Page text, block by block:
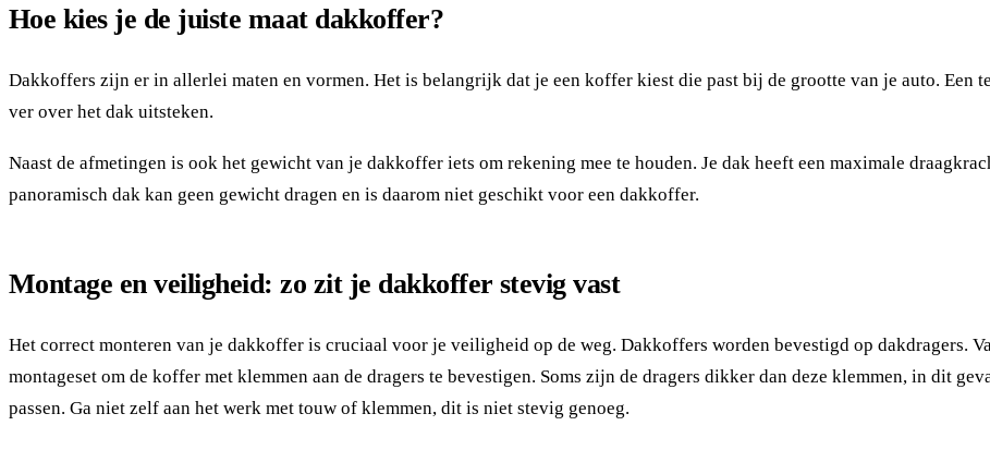
Hoe kies je de juiste maat dakkoffer?
Dakkoffers zijn er in allerlei maten en vormen. Het is belangrijk dat je een koffer kiest die past bij de grootte van je auto.
ver over het dak uitsteken.
Naast de afmetingen is ook het gewicht van je dakkoffer iets om rekening mee te houden. Je dak heeft een maximale
panoramisch dak kan geen gewicht dragen en is daarom niet geschikt voor een dakkoffer.
Montage en veiligheid: zo zit je dakkoffer stevig vast
Het correct monteren van je dakkoffer is cruciaal voor je veiligheid op de weg. Dakkoffers worden bevestigd op dakdragers.
montageset om de koffer met klemmen aan de dragers te bevestigen. Soms zijn de dragers dikker dan deze klemmen, in dit
passen. Ga niet zelf aan het werk met touw of klemmen, dit is niet stevig genoeg.